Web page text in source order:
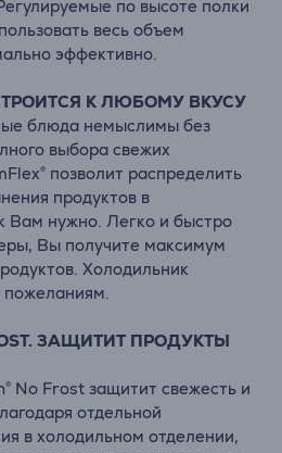
по высоте полки
весь объем
эффективно.
К ЛЮБОМУ ВКУСУ
блюда немыслимы без
выбора свежих
позволит распределить
продуктов в
Вам нужно. Легко и быстро
Вы получите максимум
Холодильник
пожеланиям.
ЗАЩИТИТ ПРОДУКТЫ
No Frost защитит свежесть и
отдельной
в холодильном отделении,